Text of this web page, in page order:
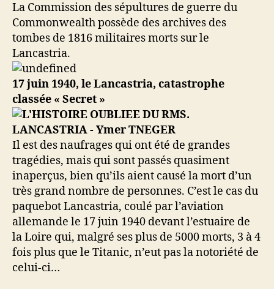
La Commission des sépultures de guerre du
Commonwealth possède des archives des
tombes de 1816 militaires morts sur le
Lancastria.
17 juin 1940, le Lancastria, catastrophe
classée « Secret »
Il est des naufrages qui ont été de grandes
tragédies, mais qui sont passés quasiment
inaperçus, bien qu’ils aient causé la mort d’un
très grand nombre de personnes. C’est le cas du
paquebot Lancastria, coulé par l’aviation
allemande le 17 juin 1940 devant l’estuaire de
la Loire qui, malgré ses plus de 5000 morts, 3 à 4
fois plus que le Titanic, n’eut pas la notoriété de
celui-ci…